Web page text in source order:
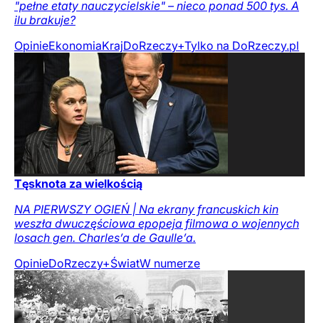
"pełne etaty nauczycielskie" – nieco ponad 500 tys. A
ilu brakuje?
OpinieEkonomiaKrajDoRzeczy+Tylko na DoRzeczy.pl
Tęsknota za wielkością
NA PIERWSZY OGIEŃ | Na ekrany francuskich kin
weszła dwuczęściowa epopeja filmowa o wojennych
losach gen. Charles’a de Gaulle’a.
OpinieDoRzeczy+ŚwiatW numerze